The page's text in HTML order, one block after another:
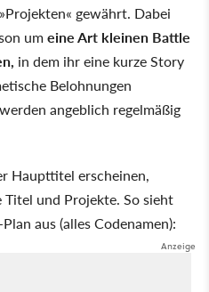
gewährt. Dabei
umeine Art kleinen Battle
in dem ihr eine kurze Story
Belohnungen
angeblich regelmäßig
Haupttitel erscheinen,
und Projekte. So sieht
aus (alles Codenamen):